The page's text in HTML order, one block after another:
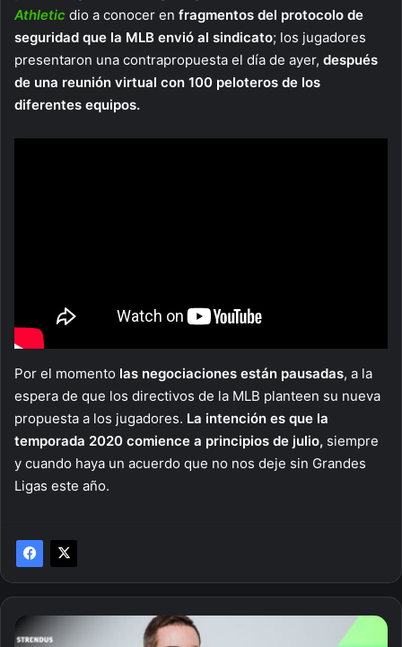
Athletic dio a conocer en fragmentos del protocolo de
seguridad que la MLB envió al sindicato; los jugadores
presentaron una contrapropuesta el día de ayer, después
de una reunión virtual con 100 peloteros de los
diferentes equipos.
Por el momento las negociaciones están pausadas, a la
espera de que los directivos de la MLB planteen su nueva
propuesta a los jugadores. La intención es que la
temporada 2020 comience a principios de julio, siempre
y cuando haya un acuerdo que no nos deje sin Grandes
Ligas este año.
¡Ganó
50